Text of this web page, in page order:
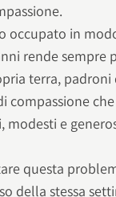
occupato in
rende
terra,
compassione
modesti e
questa
della stessa